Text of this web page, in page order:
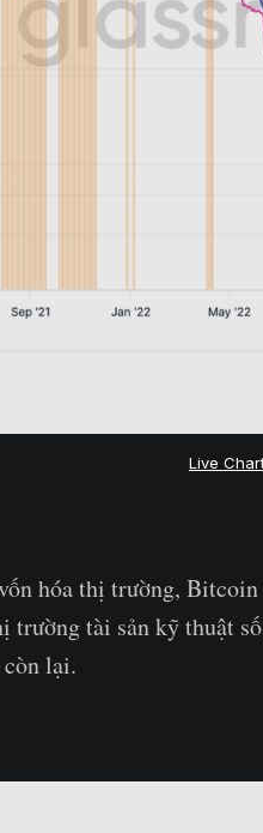
Live
hóa thị trường,
trường tài sản kỹ thuật
lại.